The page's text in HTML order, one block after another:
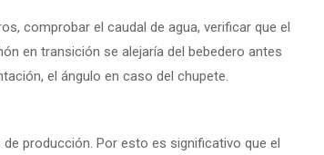
comprobar el caudal de agua, verificar que el
en transición se alejaría del bebedero antes
el ángulo en caso del chupete.
producción. Por esto es significativo que el